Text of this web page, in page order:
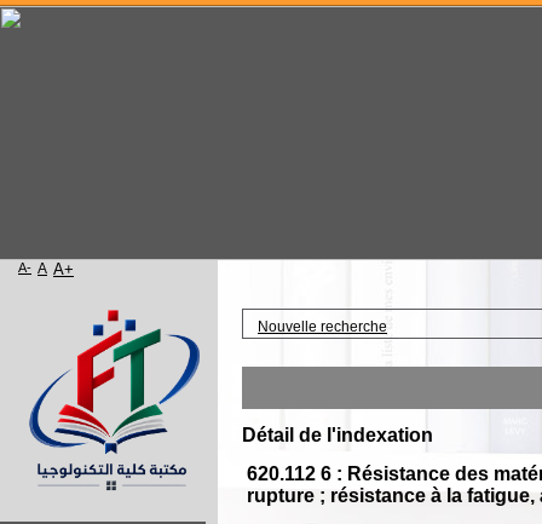
Nouvelle recherche
Détail de l'indexation
620.112 6 : Résistance des
rupture ; résistance à la
Accueil
A- A A+